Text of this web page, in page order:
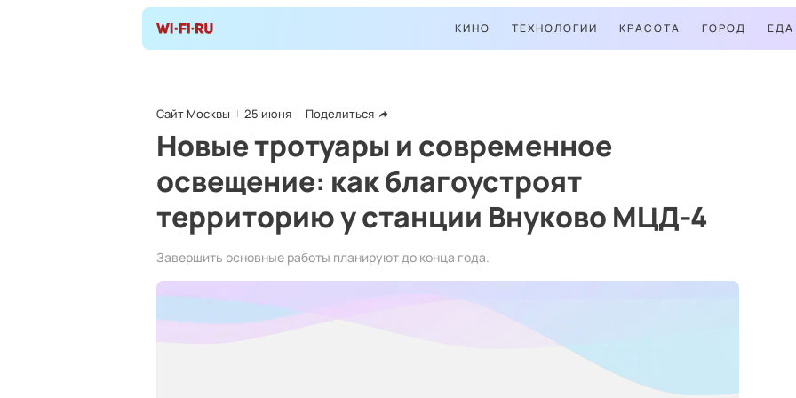
КИНО ТЕХНОЛОГИИ КРАСОТА ГОРОД ЕДА
Сайт Москвы 25 июня Поделиться
Новые тротуары и современное
освещение: как благоустроят
территорию у станции Внуково МЦД-4
Завершить основные работы планируют до конца года.